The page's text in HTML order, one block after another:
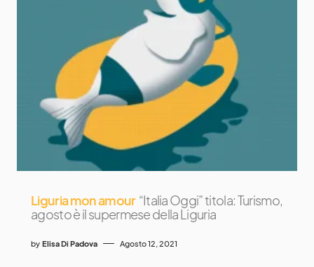
Liguria mon amour “Italia Oggi” titola: Turismo,
agosto è il supermese della Liguria
by Elisa Di Padova Agosto 12, 2021